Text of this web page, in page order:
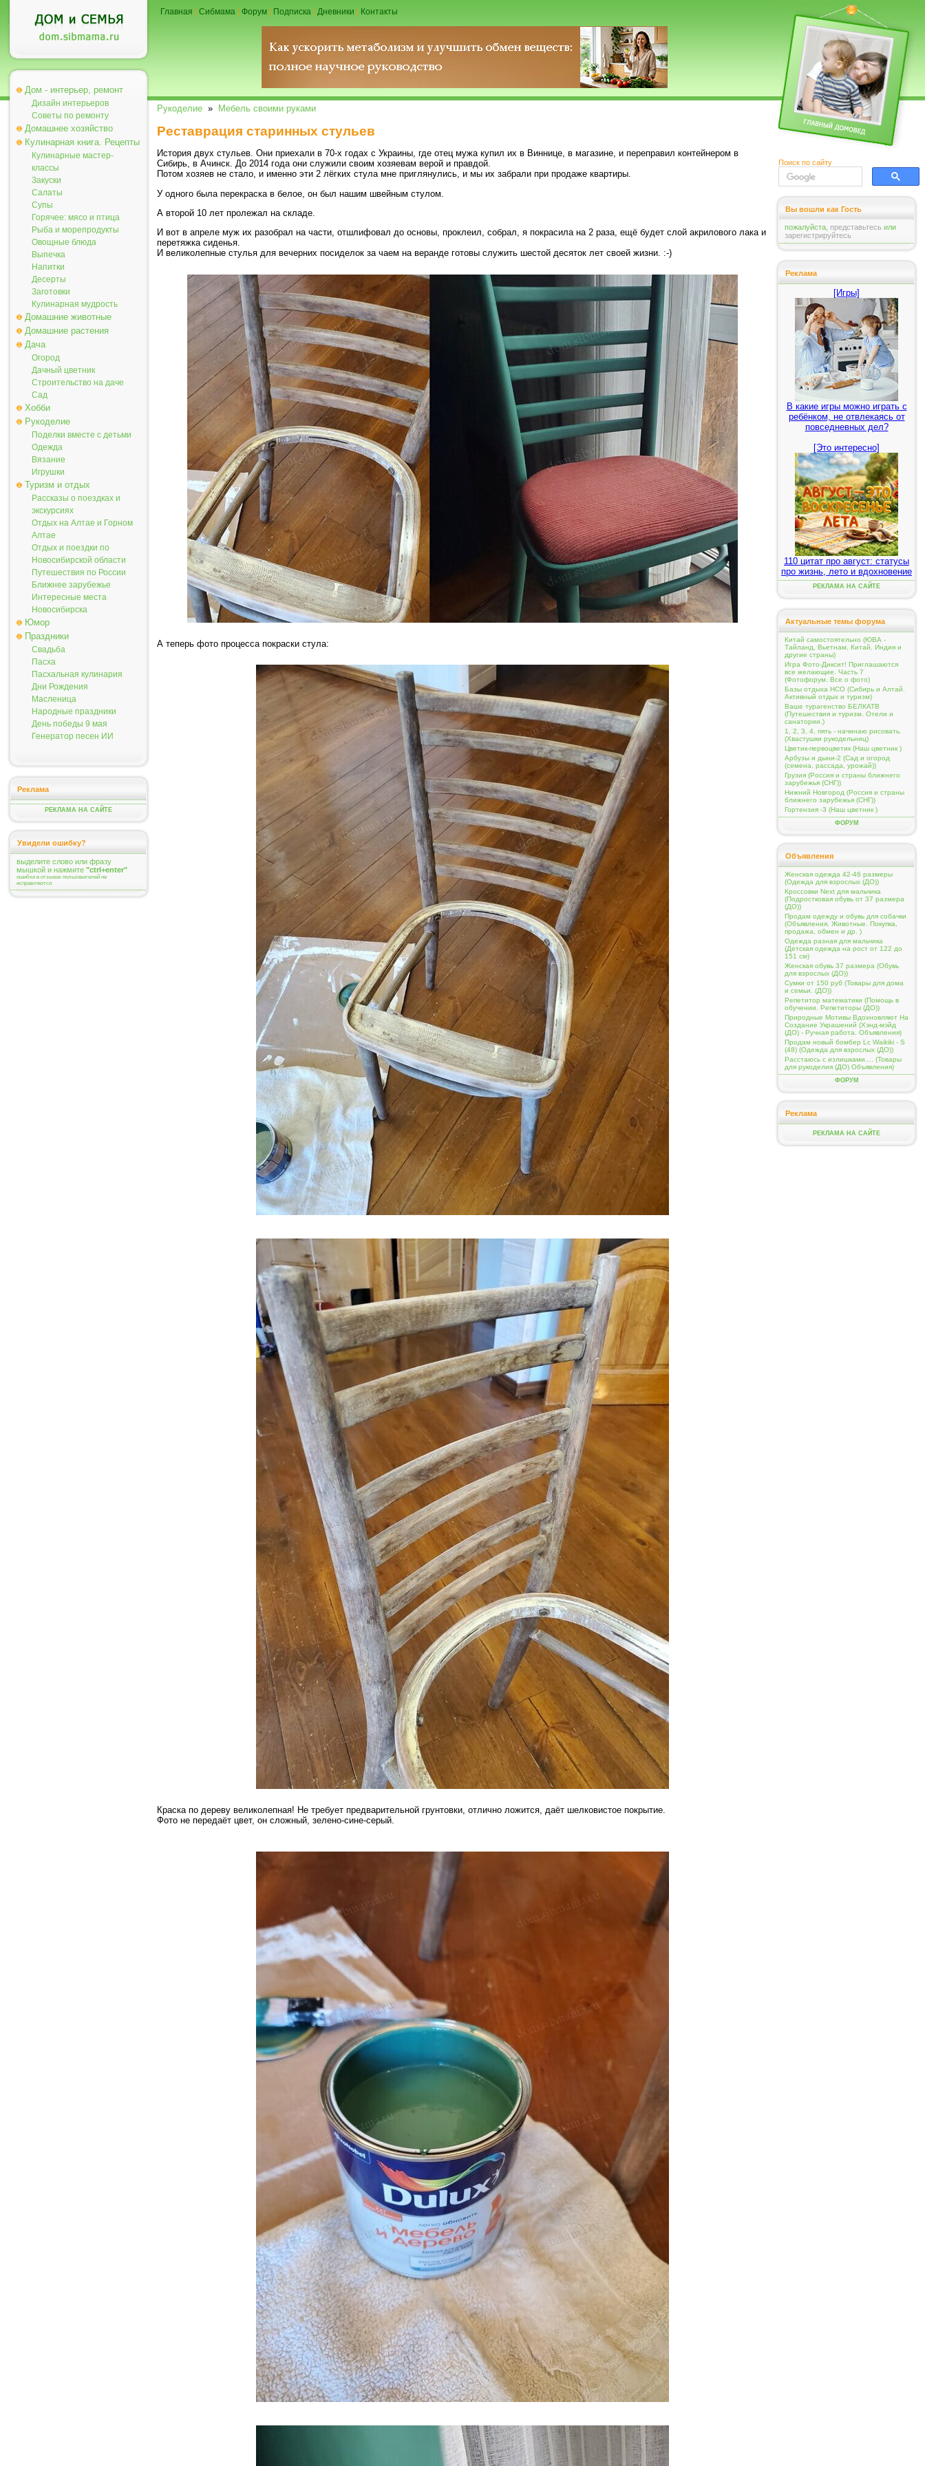
Дом - интерьер, ремонт
Дизайн интерьеров
Советы по ремонту
Домашнее хозяйство
Кулинарная книга. Рецепты
Кулинарные мастер-
классы
Закуски
Салаты
Супы
Горячее: мясо и птица
Рыба и морепродукты
Овощные блюда
Выпечка
Напитки
Десерты
Заготовки
Кулинарная мудрость
Домашние животные
Домашние растения
Дача
Огород
Дачный цветник
Строительство на даче
Сад
Хобби
Рукоделие
Поделки вместе с детьми
Одежда
Вязание
Игрушки
Туризм и отдых
Рассказы о поездках и
экскурсиях
Отдых на Алтае и Горном
Алтае
Отдых и поездки по
Новосибирской области
Путешествия по России
Ближнее зарубежье
Интересные места
Новосибирска
Юмор
Праздники
Свадьба
Пасха
Пасхальная кулинария
Дни Рождения
Масленица
Народные праздники
День победы 9 мая
Генератор песен ИИ
Реклама
РЕКЛАМА НА САЙТЕ
Увидели ошибку?
выделите слово или фразу
мышкой и нажмите "ctrl+enter"
ошибки в отзывах пользователей не
исправляются
Главная Сибмама Форум Подписка Дневники Контакты
Рукоделие » Мебель своими руками
Реставрация старинных стульев
История двух стульев. Они приехали в 70-х годах с Украины, где отец мужа купил их в Виннице, в магазине, и переправил контейнером в
Сибирь, в Ачинск. До 2014 года они служили своим хозяевам верой и правдой.
Потом хозяев не стало, и именно эти 2 лёгких стула мне приглянулись, и мы их забрали при продаже квартиры.
У одного была перекраска в белое, он был нашим швейным стулом.
А второй 10 лет пролежал на складе.
И вот в апреле муж их разобрал на части, отшлифовал до основы, проклеил, собрал, я покрасила на 2 раза, ещё будет слой акрилового лака и
перетяжка сиденья.
И великолепные стулья для вечерних посиделок за чаем на веранде готовы служить шестой десяток лет своей жизни. :-)
А теперь фото процесса покраски стула:
Краска по дереву великолепная! Не требует предварительной грунтовки, отлично ложится, даёт шелковистое покрытие.
Фото не передаёт цвет, он сложный, зелено-сине-серый.
Поиск по сайту
Вы вошли как Гость
пожалуйста, представьтесь или
зарегистрируйтесь
Реклама
[Игры]
В какие игры можно играть с
ребёнком, не отвлекаясь от
повседневных дел?
[Это интересно]
110 цитат про август: статусы
про жизнь, лето и вдохновение
РЕКЛАМА НА САЙТЕ
Актуальные темы форума
Китай самостоятельно (ЮВА -
Тайланд, Вьетнам, Китай, Индия и
другие страны)
Игра Фото-Диксит! Приглашаются
все желающие. Часть 7
(Фотофорум. Все о фото)
Базы отдыха НСО (Сибирь и Алтай.
Активный отдых и туризм)
Ваше турагенство БЕЛКАТВ
(Путешествия и туризм. Отели и
санатории.)
1, 2, 3, 4, пять - начинаю рисовать.
(Хвастушки рукодельниц)
Цветик-первоцветик (Наш цветник )
Арбузы и дыни-2 (Сад и огород
(семена, рассада, урожай))
Грузия (Россия и страны ближнего
зарубежья (СНГ))
Нижний Новгород (Россия и страны
ближнего зарубежья (СНГ))
Гортензия -3 (Наш цветник )
ФОРУМ
Объявления
Женская одежда 42-46 размеры
(Одежда для взрослых (ДО))
Кроссовки Next для мальчика
(Подростковая обувь от 37 размера
(ДО))
Продам одежду и обувь для собачки
(Объявления. Животные. Покупка,
продажа, обмен и др. )
Одежда разная для мальчика
(Детская одежда на рост от 122 до
151 см)
Женская обувь 37 размера (Обувь
для взрослых (ДО))
Сумки от 150 руб (Товары для дома
и семьи. (ДО))
Репетитор математики (Помощь в
обучении. Репетиторы (ДО))
Природные Мотивы Вдохновляют На
Создание Украшений (Хэнд-мэйд
(ДО) - Ручная работа. Объявления)
Продам новый бомбер Lc Waikiki - S
(48) (Одежда для взрослых (ДО))
Расстаюсь с излишками.... (Товары
для рукоделия (ДО) Объявления)
ФОРУМ
Реклама
РЕКЛАМА НА САЙТЕ